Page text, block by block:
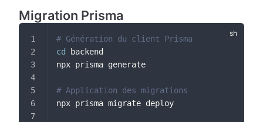
Migration Prisma
# Génération du client Prisma
cd
backend
npx prisma generate
# Application des migrations
npx prisma migrate deploy